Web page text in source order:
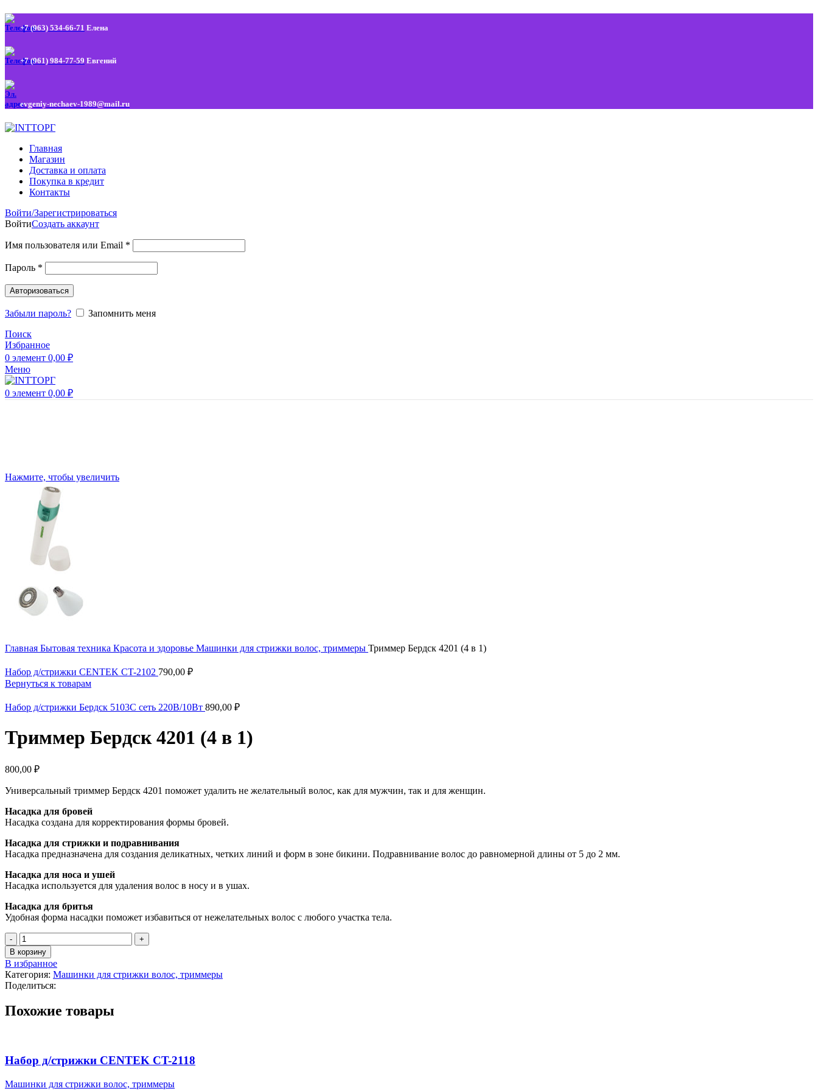
+7 (963) 534-66-71 Елена
+7 (961) 984-77-59 Евгений
evgeniy-nechaev-1989@mail.ru
Главная
Магазин
Доставка и оплата
Покупка в кредит
Контакты
Войти/Зарегистрироваться
ВойтиСоздать аккаунт
Имя пользователя или Email *
Пароль *
Авторизоваться
Забыли пароль?
Запомнить меня
Поиск
Избранное
0 элемент 0,00 ₽
Меню
0 элемент 0,00 ₽
Нажмите, чтобы увеличить
Главная Бытовая техника Красота и здоровье Машинки для стрижки волос, триммеры Триммер Бердск 4201 (4 в 1)
Набор д/стрижки CENTEK CT-2102 790,00 ₽
Вернуться к товарам
Набор д/стрижки Бердск 5103С сеть 220В/10Вт 890,00 ₽
Триммер Бердск 4201 (4 в 1)
800,00 ₽
Универсальный триммер Бердск 4201 поможет удалить не желательный волос, как для мужчин, так и для женщин.
Насадка для бровей
Насадка создана для корректирования формы бровей.
Насадка для стрижки и подравнивания
Насадка предназначена для создания деликатных, четких линий и форм в зоне бикини. Подравнивание волос до равномерной длины от 5 до 2 мм.
Насадка для носа и ушей
Насадка используется для удаления волос в носу и в ушах.
Насадка для бритья
Удобная форма насадки поможет избавиться от нежелательных волос с любого участка тела.
Количество
товара
Триммер
Бердск
4201
(4
1)
В корзину
В избранное
Категория: Машинки для стрижки волос, триммеры
Поделиться:
Похожие товары
Набор д/стрижки CENTEK CT-2118
Машинки для стрижки волос, триммеры